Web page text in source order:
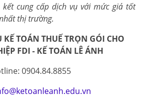
kết cung cấp dịch vụ với mức giá tốt
thị trường.
KẾ TOÁN THUẾ TRỌN GÓI CHO
FDI - KẾ TOÁN LÊ ÁNH
0904.84.8855